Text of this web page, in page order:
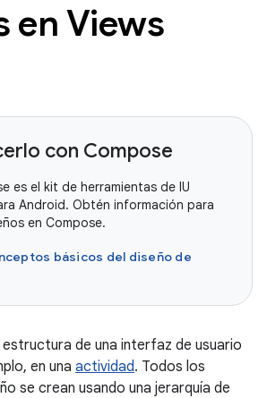
en Views
con Compose
es el kit de herramientas de IU
Android. Obtén información para
en Compose.
básicos del diseño de
estructura de una interfaz de usuario
en una actividad. Todos los
se crean usando una jerarquía de